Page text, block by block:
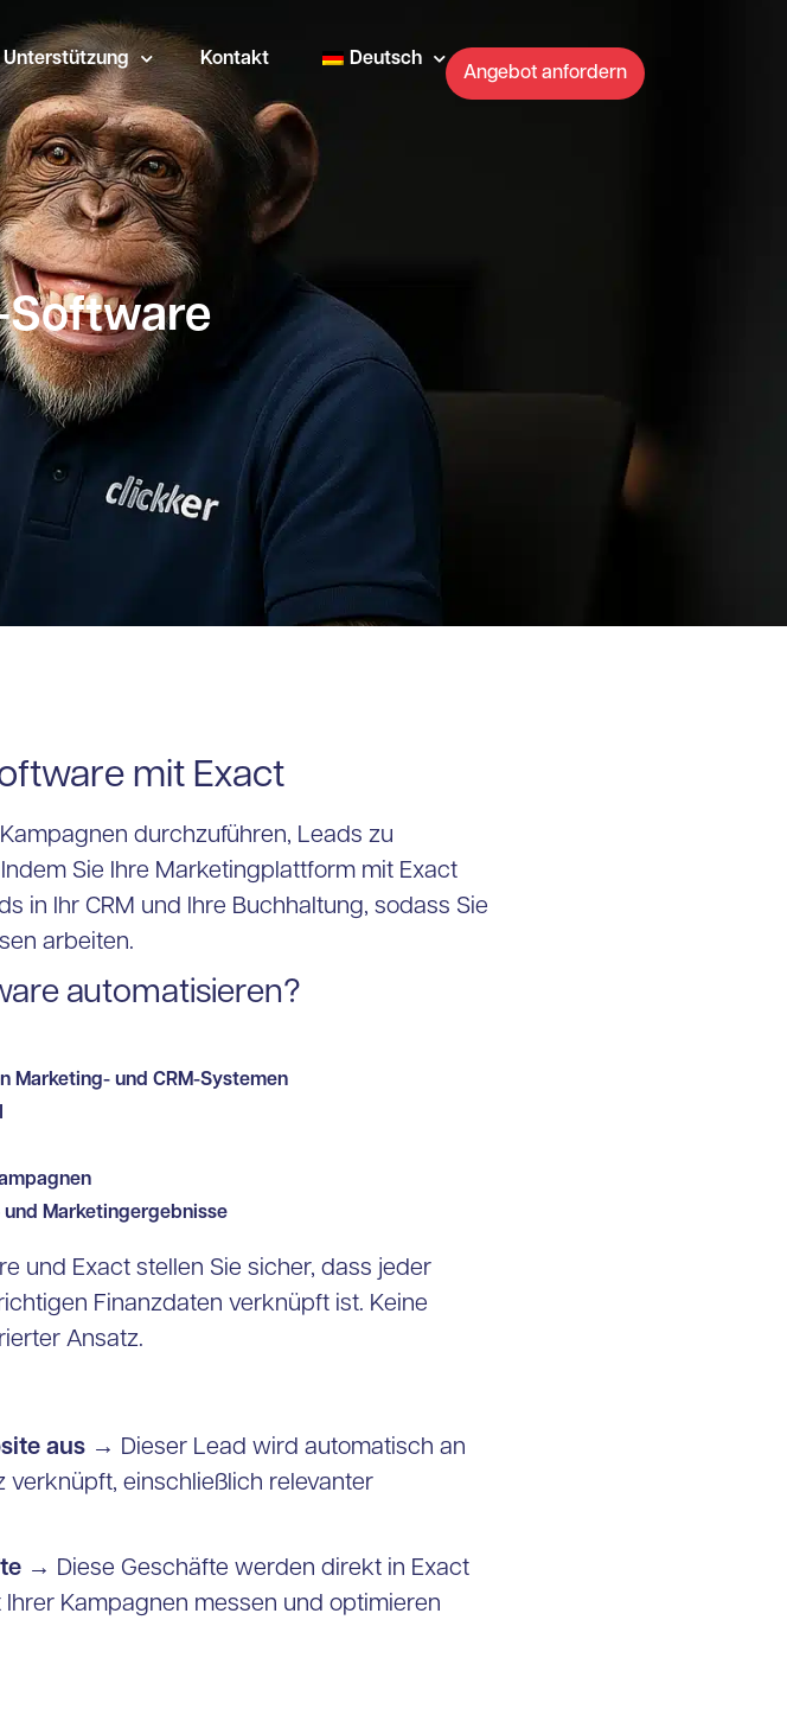
Unterstützung Kontakt Deutsch
Angebot anfordern
mit Exact
durchzuführen, Leads zu
Sie Ihre Marketingplattform mit Exact
in Ihr CRM und Ihre Buchhaltung, sodass Sie
arbeiten.
automatisieren?
Marketing- und CRM-Systemen
Marketingergebnisse
und Exact stellen Sie sicher, dass jeder
Finanzdaten verknüpft ist. Keine
Ansatz.
aus → Dieser Lead wird automatisch an
verknüpft, einschließlich relevanter
→ Diese Geschäfte werden direkt in Exact
Kampagnen messen und optimieren